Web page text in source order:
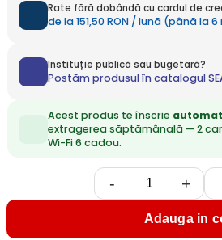
Rate fără dobândă cu cardul de
de la 151,50 RON / lună (până la
Instituție publică sau bugetară?
Postăm produsul în catalogul
Acest produs te înscrie automat
extragerea săptămânală — 2
Wi-Fi 6 cadou.
- +
Adauga in